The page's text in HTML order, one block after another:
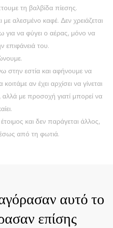
τη βαλβίδα πίεσης.
με αλεσμένο καφέ. Δεν χρειάζεται
να φύγει ο αέρας, μόνο να
επιφάνειά του.
στην εστία και αφήνουμε να
αν έχει αρχίσει να γίνεται
με προσοχή γιατί μπορεί να
και δεν παράγεται άλλος,
από τη φωτιά.
αυτό το
επίσης